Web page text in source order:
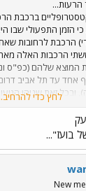
הרעות...
הרכבת לרחובות
ששתי הרכבות האלה
המוצא שלהם (כפ"ס
עד תל אביב דרום
ובכל זאת שניהן
של למעלה מ-15 דקות עד כמה
ב-16:34.
לחץ כדי
בועז"...
New